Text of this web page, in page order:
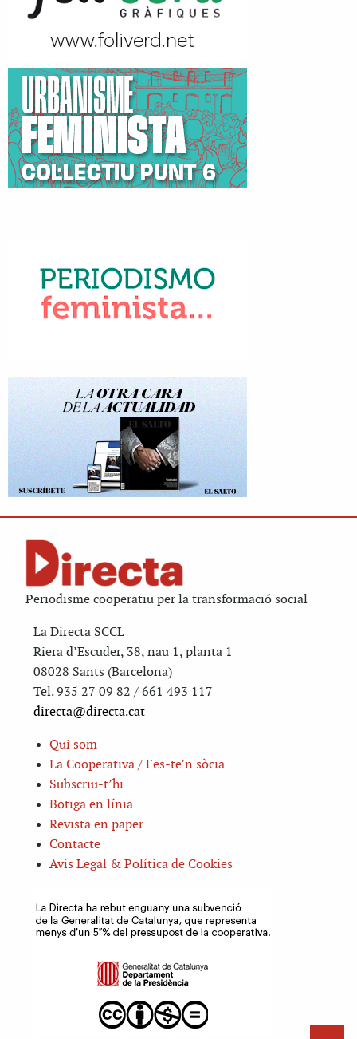
Periodisme cooperatiu per la transformació social
La Directa SCCL
Riera d’Escuder, 38, nau 1, planta 1
08028 Sants (Barcelona)
Tel. 935 27 09 82 / 661 493 117
directa@directa.cat
Qui som
La Cooperativa / Fes-te’n sòcia
Subscriu-t’hi
Botiga en línia
Revista en paper
Contacte
Avis Legal & Política de Cookies